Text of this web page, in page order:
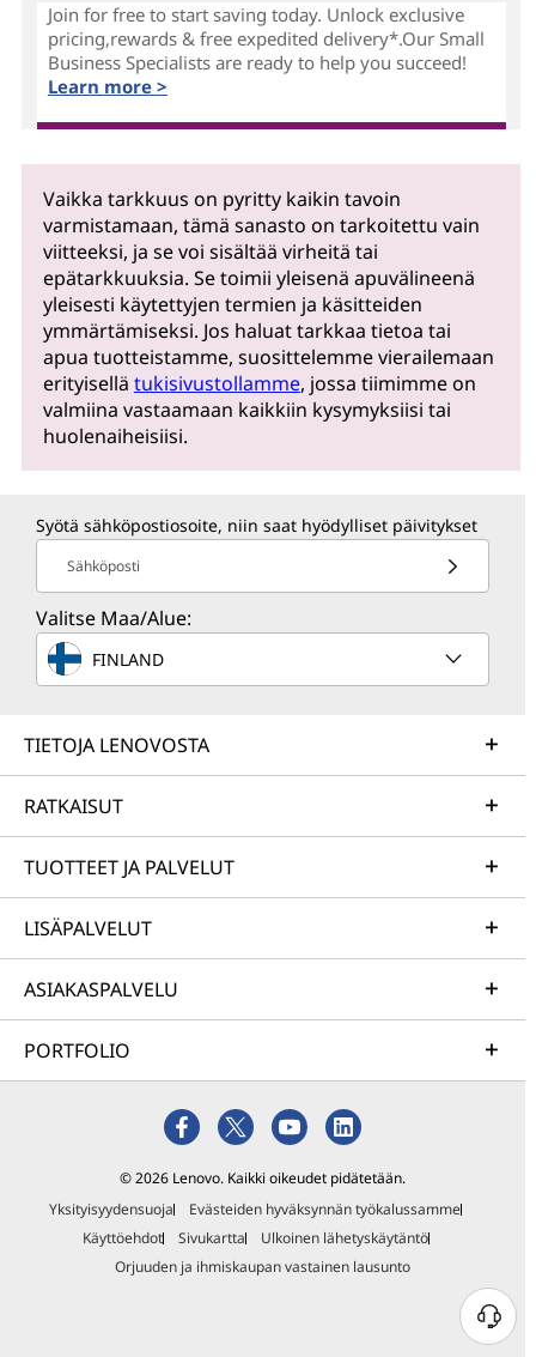
Join for free to start saving today. Unlock exclusive
pricing,rewards & free expedited delivery*.Our Small
Business Specialists are ready to help you succeed!
Learn more >
Vaikka tarkkuus on pyritty kaikin tavoin
varmistamaan, tämä sanasto on tarkoitettu vain
viitteeksi, ja se voi sisältää virheitä tai
epätarkkuuksia. Se toimii yleisenä apuvälineenä
yleisesti käytettyjen termien ja käsitteiden
ymmärtämiseksi. Jos haluat tarkkaa tietoa tai
apua tuotteistamme, suosittelemme vierailemaan
erityisellä tukisivustollamme, jossa tiimimme on
valmiina vastaamaan kaikkiin kysymyksiisi tai
huolenaiheisiisi.
Syötä sähköpostiosoite, niin saat hyödylliset päivitykset
Sähköposti
Valitse Maa/Alue:
FINLAND
TIETOJA LENOVOSTA
RATKAISUT
TUOTTEET JA PALVELUT
LISÄPALVELUT
ASIAKASPALVELU
PORTFOLIO
© 2026 Lenovo. Kaikki oikeudet pidätetään.
Yksityisyydensuoja
Evästeiden hyväksynnän työkalussamme
Käyttöehdot
Sivukartta
Ulkoinen lähetyskäytäntö
Orjuuden ja ihmiskaupan vastainen lausunto